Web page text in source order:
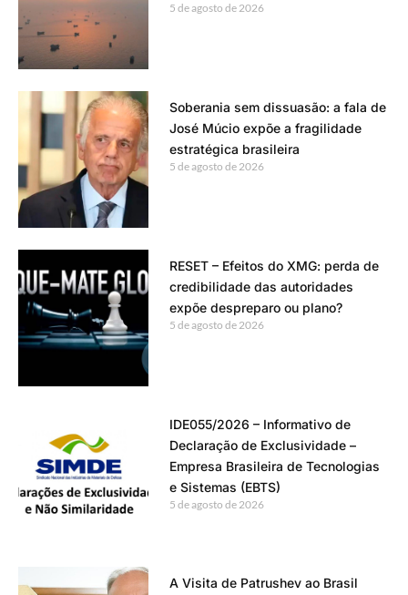
5 de agosto de 2026
Soberania sem dissuasão: a fala de
José Múcio expõe a fragilidade
estratégica brasileira
5 de agosto de 2026
RESET – Efeitos do XMG: perda de
credibilidade das autoridades
expõe despreparo ou plano?
5 de agosto de 2026
IDE055/2026 – Informativo de
Declaração de Exclusividade –
Empresa Brasileira de Tecnologias
e Sistemas (EBTS)
5 de agosto de 2026
A Visita de Patrushev ao Brasil